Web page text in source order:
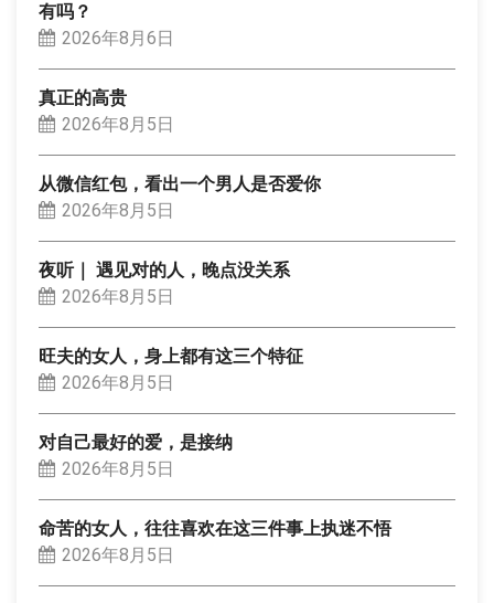
有吗？
2026年8月6日
真正的高贵
2026年8月5日
从微信红包，看出一个男人是否爱你
2026年8月5日
夜听｜ 遇见对的人，晚点没关系
2026年8月5日
旺夫的女人，身上都有这三个特征
2026年8月5日
对自己最好的爱，是接纳
2026年8月5日
命苦的女人，往往喜欢在这三件事上执迷不悟
2026年8月5日